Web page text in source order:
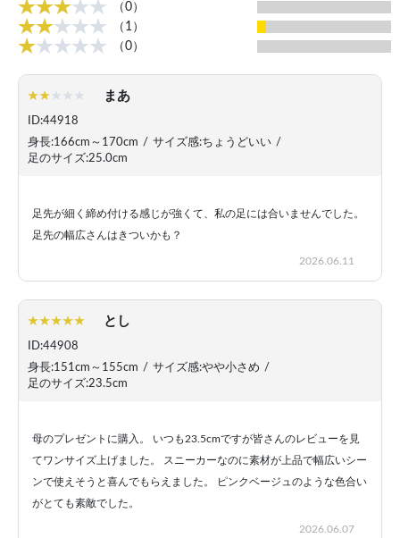
（0）
（1）
（0）
まあ
ID:44918
身長:166cm～170cm / サイズ感:ちょうどいい /
足のサイズ:25.0cm
足先が細く締め付ける感じが強くて、私の足には合いませんでした。
足先の幅広さんはきついかも？
2026.06.11
とし
ID:44908
身長:151cm～155cm / サイズ感:やや小さめ /
足のサイズ:23.5cm
母のプレゼントに購入。 いつも23.5cmですが皆さんのレビューを見
てワンサイズ上げました。 スニーカーなのに素材が上品で幅広いシー
ンで使えそうと喜んでもらえました。 ピンクベージュのような色合い
がとても素敵でした。
2026.06.07